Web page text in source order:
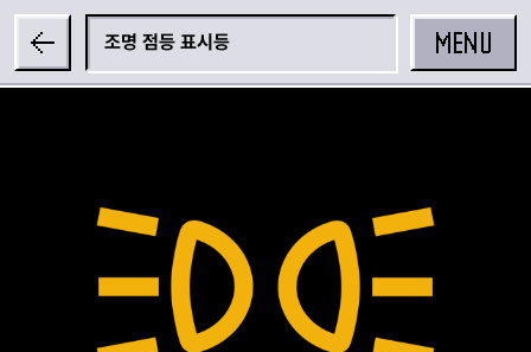
MENU
조명 점등 표시등